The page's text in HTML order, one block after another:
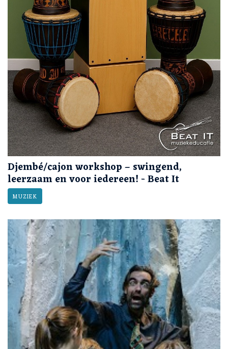
Djembé/cajon workshop – swingend,
leerzaam en voor iedereen! - Beat It
MUZIEK